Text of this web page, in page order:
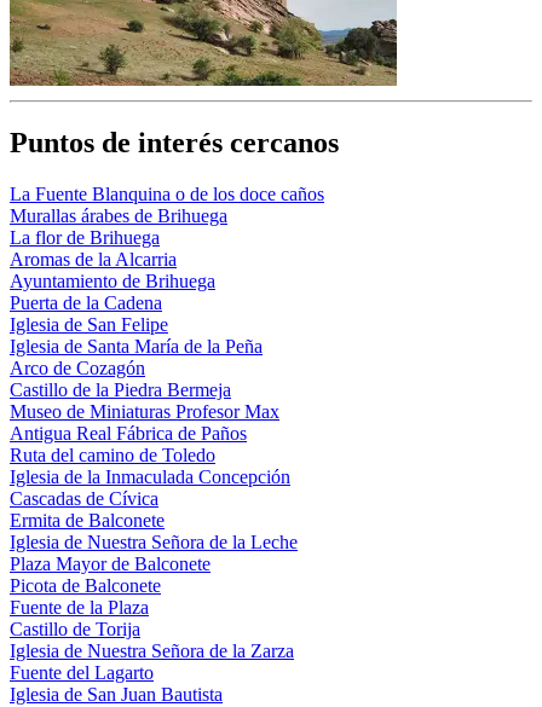
Puntos de interés cercanos
La Fuente Blanquina o de los doce caños
Murallas árabes de Brihuega
La flor de Brihuega
Aromas de la Alcarria
Ayuntamiento de Brihuega
Puerta de la Cadena
Iglesia de San Felipe
Iglesia de Santa María de la Peña
Arco de Cozagón
Castillo de la Piedra Bermeja
Museo de Miniaturas Profesor Max
Antigua Real Fábrica de Paños
Ruta del camino de Toledo
Iglesia de la Inmaculada Concepción
Cascadas de Cívica
Ermita de Balconete
Iglesia de Nuestra Señora de la Leche
Plaza Mayor de Balconete
Picota de Balconete
Fuente de la Plaza
Castillo de Torija
Iglesia de Nuestra Señora de la Zarza
Fuente del Lagarto
Iglesia de San Juan Bautista